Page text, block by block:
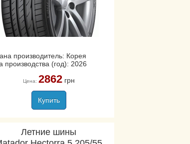
производитель: Корея
производства (год): 2026
Цена: 2862грн
Купить
Летние шины